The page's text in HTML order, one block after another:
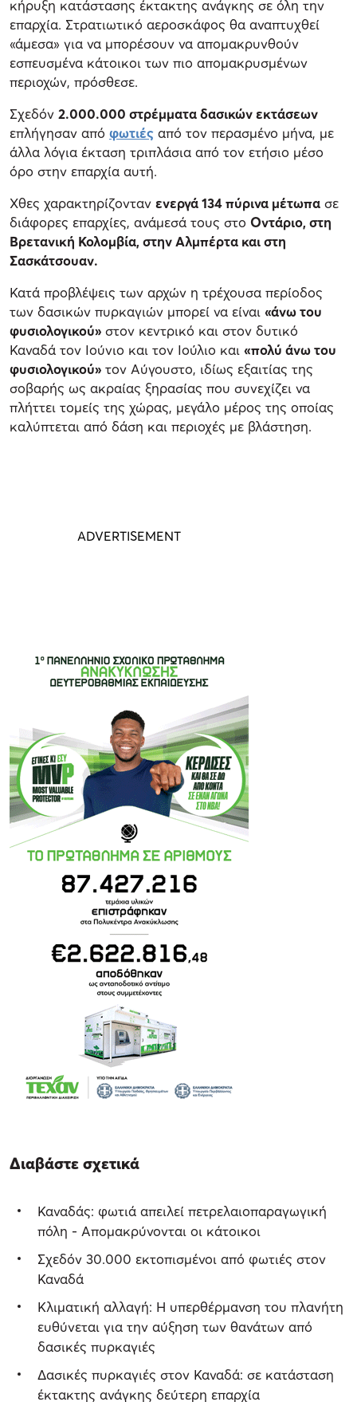
κήρυξη κατάστασης έκτακτης ανάγκης σε όλη την
επαρχία. Στρατιωτικό αεροσκάφος θα αναπτυχθεί
«άμεσα» για να μπορέσουν να απομακρυνθούν
εσπευσμένα κάτοικοι των πιο απομακρυσμένων
περιοχών, πρόσθεσε.
Σχεδόν 2.000.000 στρέμματα δασικών εκτάσεων
επλήγησαν από φωτιές από τον περασμένο μήνα, με
άλλα λόγια έκταση τριπλάσια από τον ετήσιο μέσο
όρο στην επαρχία αυτή.
Χθες χαρακτηρίζονταν ενεργά 134 πύρινα μέτωπα σε
διάφορες επαρχίες, ανάμεσά τους στο Οντάριο, στη
Βρετανική Κολομβία, στην Αλμπέρτα και στη
Σασκάτσουαν.
Κατά προβλέψεις των αρχών η τρέχουσα περίοδος
των δασικών πυρκαγιών μπορεί να είναι «άνω του
φυσιολογικού» στον κεντρικό και στον δυτικό
Καναδά τον Ιούνιο και τον Ιούλιο και «πολύ άνω του
φυσιολογικού» τον Αύγουστο, ιδίως εξαιτίας της
σοβαρής ως ακραίας ξηρασίας που συνεχίζει να
πλήττει τομείς της χώρας, μεγάλο μέρος της οποίας
καλύπτεται από δάση και περιοχές με βλάστηση.
Διαβάστε σχετικά
Καναδάς: φωτιά απειλεί πετρελαιοπαραγωγική
πόλη - Απομακρύνονται οι κάτοικοι
Σχεδόν 30.000 εκτοπισμένοι από φωτιές στον
Καναδά
Κλιματική αλλαγή: Η υπερθέρμανση του πλανήτη
ευθύνεται για την αύξηση των θανάτων από
δασικές πυρκαγιές
Δασικές πυρκαγιές στον Καναδά: σε κατάσταση
έκτακτης ανάγκης δεύτερη επαρχία